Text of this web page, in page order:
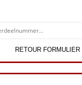
RETOUR FORMULIER